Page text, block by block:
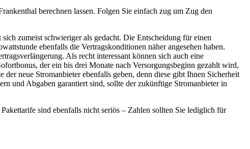
berechnen lassen. Folgen Sie einfach zug um Zug den
zumeist schwieriger als gedacht. Die Entscheidung für einen
ebenfalls die Vertragskonditionen näher angesehen haben.
Als recht interessant können sich auch eine
der ein bis drei Monate nach Versorgungsbeginn gezahlt wird,
neue Stromanbieter ebenfalls geben, denn diese gibt Ihnen Sicherheit
und Abgaben garantiert sind, sollte der zukünftige Stromanbieter in
sind ebenfalls nicht seriös – Zahlen sollten Sie lediglich für